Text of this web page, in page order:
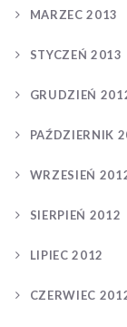
MARZEC 2013
STYCZEŃ 2013
GRUDZIEŃ
PAŹDZIERNIK
WRZESIEŃ
SIERPIEŃ 2012
LIPIEC 2012
CZERWIEC